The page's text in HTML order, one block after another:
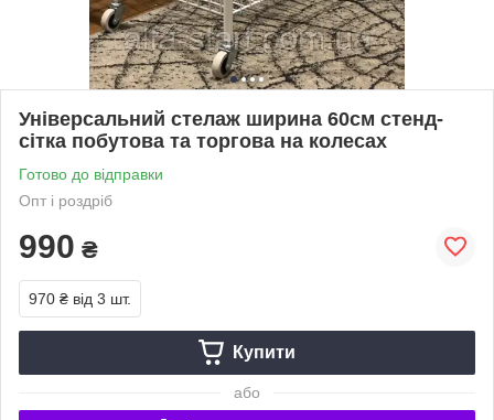
Універсальний стелаж ширина 60см стенд-
сітка побутова та торгова на колесах
Готово до відправки
Опт і роздріб
990 ₴
970 ₴ від 3 шт.
Купити
або